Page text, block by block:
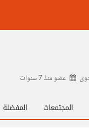
عضو منذ7 سنوات
المجتمعات المفضلة